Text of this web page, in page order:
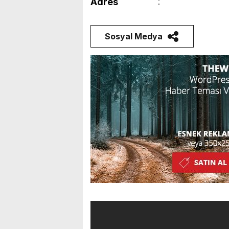
Sosyal Medya